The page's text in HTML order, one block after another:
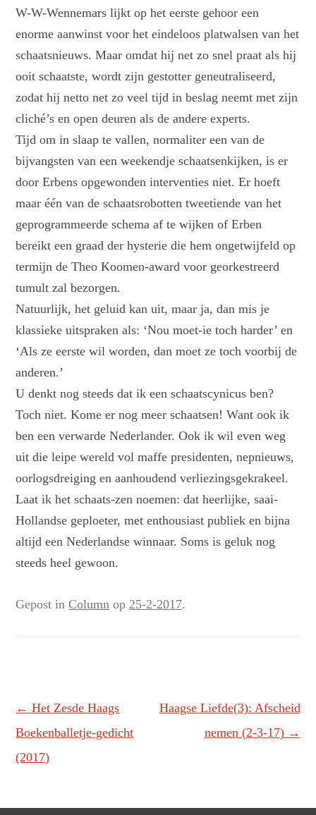
W-W-Wennemars lijkt op het eerste gehoor een
enorme aanwinst voor het eindeloos platwalsen van het
schaatsnieuws. Maar omdat hij net zo snel praat als hij
ooit schaatste, wordt zijn gestotter geneutraliseerd,
zodat hij netto net zo veel tijd in beslag neemt met zijn
cliché’s en open deuren als de andere experts.
Tijd om in slaap te vallen, normaliter een van de
bijvangsten van een weekendje schaatsenkijken, is er
door Erbens opgewonden interventies niet. Er hoeft
maar één van de schaatsrobotten tweetiende van het
geprogrammeerde schema af te wijken of Erben
bereikt een graad der hysterie die hem ongetwijfeld op
termijn de Theo Koomen-award voor georkestreerd
tumult zal bezorgen.
Natuurlijk, het geluid kan uit, maar ja, dan mis je
klassieke uitspraken als: ‘Nou moet-ie toch harder’ en
‘Als ze eerste wil worden, dan moet ze toch voorbij de
anderen.’
U denkt nog steeds dat ik een schaatscynicus ben?
Toch niet. Kome er nog meer schaatsen! Want ook ik
ben een verwarde Nederlander. Ook ik wil even weg
uit die leipe wereld vol maffe presidenten, nepnieuws,
oorlogsdreiging en aanhoudend verliezingsgekrakeel.
Laat ik het schaats-zen noemen: dat heerlijke, saai-
Hollandse geploeter, met enthousiast publiek en bijna
altijd een Nederlandse winnaar. Soms is geluk nog
steeds heel gewoon.
Gepost inColumn op 25-2-2017.
Berichtnavigatie
← Het Zesde Haags
Boekenballetje-gedicht
(2017)
Haagse Liefde(3): Afscheid
nemen (2-3-17) →